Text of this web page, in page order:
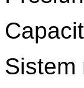
Sistem